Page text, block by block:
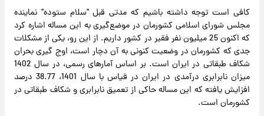
کافی است توجه داشته باشیم که مدتی قبل "سلام ستوده" نماینده
مجلس شورای اسلامی کشورمان در موضع‌گیری به این مساله اشاره کرد
که اکنون 25 میلیون نفر فقیر در کشور داریم. از این رو، یکی از مشکلات
جدی که کشورمان در وضعیت کنونی به آن دچار است، اوج گیری بحران
شکاف طبقاتی در ایران است. بر اساس آمارهای رسمی، در سال 1402
میزان نابرابری درآمدی در ایران در قیاس با سال 1401، 38.77 درصد
افزایش یافته که این مساله حاکی از تعمیق نابرابری و شکاف طبقاتی در
کشورمان است.